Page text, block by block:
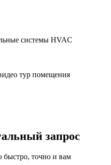
системы HVAC
тур помещения
запрос
точно и вам